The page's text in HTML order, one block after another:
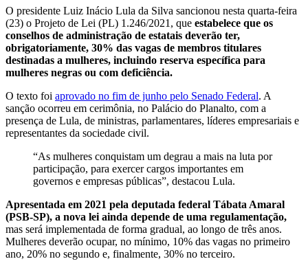
O presidente Luiz Inácio Lula da Silva sancionou nesta quarta-feira
(23) o Projeto de Lei (PL) 1.246/2021, que estabelece que os
conselhos de administração de estatais deverão ter,
obrigatoriamente, 30% das vagas de membros titulares
destinadas a mulheres, incluindo reserva específica para
mulheres negras ou com deficiência.
O texto foi aprovado no fim de junho pelo Senado Federal. A
sanção ocorreu em cerimônia, no Palácio do Planalto, com a
presença de Lula, de ministras, parlamentares, líderes empresariais e
representantes da sociedade civil.
“As mulheres conquistam um degrau a mais na luta por
participação, para exercer cargos importantes em
governos e empresas públicas”, destacou Lula.
Apresentada em 2021 pela deputada federal Tábata Amaral
(PSB-SP), a nova lei ainda depende de uma regulamentação,
mas será implementada de forma gradual, ao longo de três anos.
Mulheres deverão ocupar, no mínimo, 10% das vagas no primeiro
ano, 20% no segundo e, finalmente, 30% no terceiro.